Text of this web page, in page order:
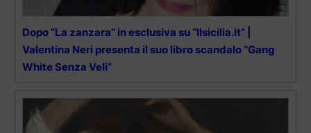
Dopo “La zanzara” in esclusiva su “Ilsicilia.it” |
Valentina Neri presenta il suo libro scandalo “Gang
White Senza Veli”